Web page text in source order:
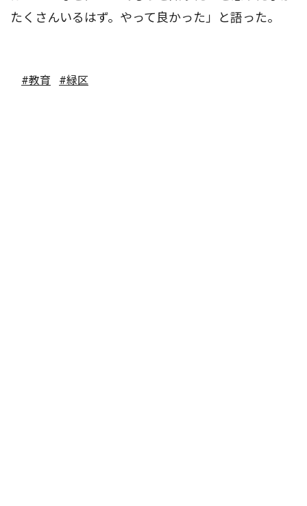
たくさんいるはず。やって良かった」と語った。
#教育 #緑区